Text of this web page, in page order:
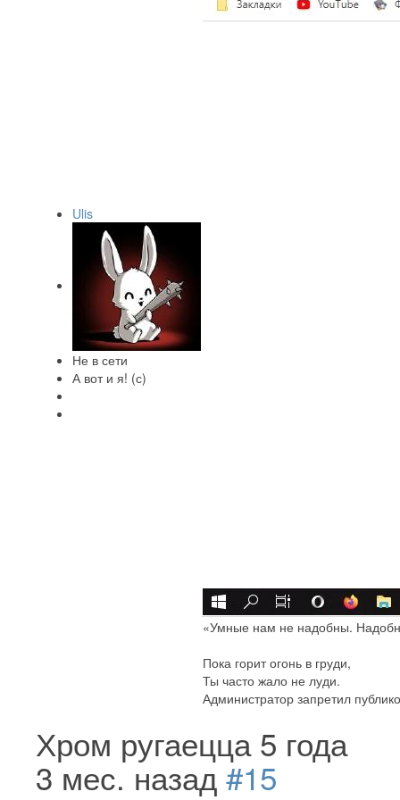
Ulis
Не в сети
А вот и я! (с)
«Умные нам не надобны.
Пока горит огонь в груди,
Ты часто жало не луди.
Администратор запретил
Хром ругаецца 5 года
3 мес. назад #15